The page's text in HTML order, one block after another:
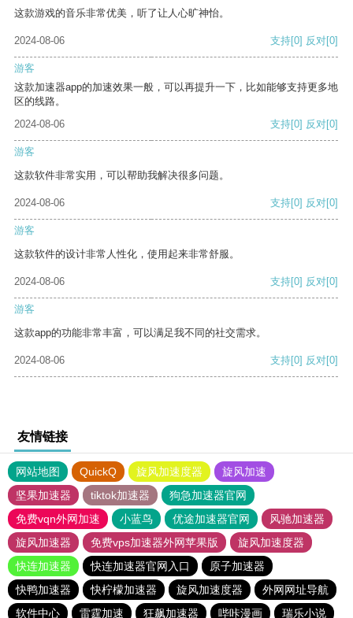
这款游戏的音乐非常优美，听了让人心旷神怡。
2024-08-06 支持[0] 反对[0]
游客
这款加速器app的加速效果一般，可以再提升一下，比如能够支持更多地
区的线路。
2024-08-06
支持[0] 反对[0]
游客
这款软件非常实用，可以帮助我解决很多问题。
2024-08-06 支持[0] 反对[0]
游客
这款软件的设计非常人性化，使用起来非常舒服。
2024-08-06 支持[0] 反对[0]
游客
这款app的功能非常丰富，可以满足我不同的社交需求。
2024-08-06 支持[0] 反对[0]
友情链接
网站地图 QuickQ 旋风加速度器
旋风加速
坚果加速器
tiktok加速器
狗急加速器官网
免费vqn外网加速
小蓝鸟 优途加速器官网
风驰加速器
旋风加速器
免费vps加速器外网苹果版
旋风加速度器
快连加速器
快连加速器官网入口
原子加速器
快鸭加速器
快柠檬加速器 旋风加速度器
外网网址导航
软件中心
雷霆加速 狂飙加速器 哔咔漫画 瑞乐小说